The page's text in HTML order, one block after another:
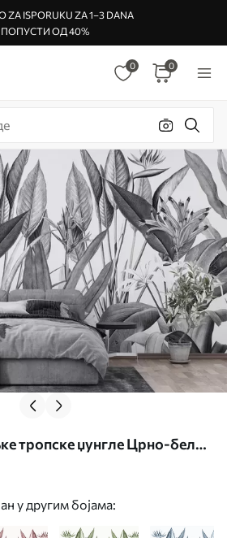
ZA ISPORUKU ZA 1–3 DANA
ПОПУСТИ ОД 40%
0 0
тропске џунгле Црно-бела
у другим бојама: